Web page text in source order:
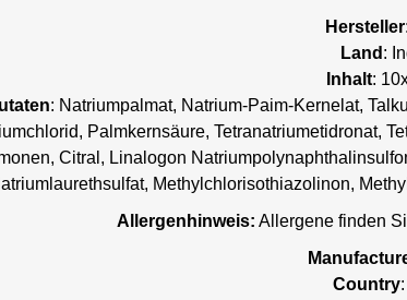
Hersteller
Land :
Inhalt:
: Natriumpalmat, Natrium-Paim-Kernelat,
Palmkernsäure, Tetranatriumetidronat,
Citral, Linalogon
Methylchlorisothiazolinon,
Allergenhinweis: Allergene finden
Country